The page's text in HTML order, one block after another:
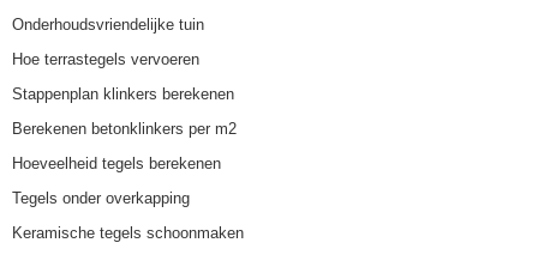
Onderhoudsvriendelijke tuin
Hoe terrastegels vervoeren
Stappenplan klinkers berekenen
Berekenen betonklinkers per m2
Hoeveelheid tegels berekenen
Tegels onder overkapping
Keramische tegels schoonmaken